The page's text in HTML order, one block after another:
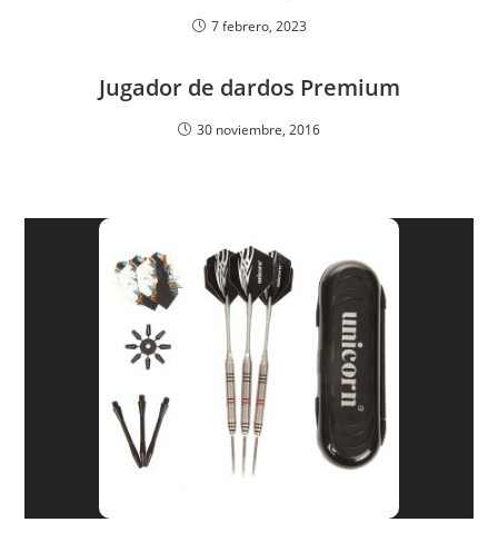
7 febrero, 2023
Jugador de dardos Premium
30 noviembre, 2016